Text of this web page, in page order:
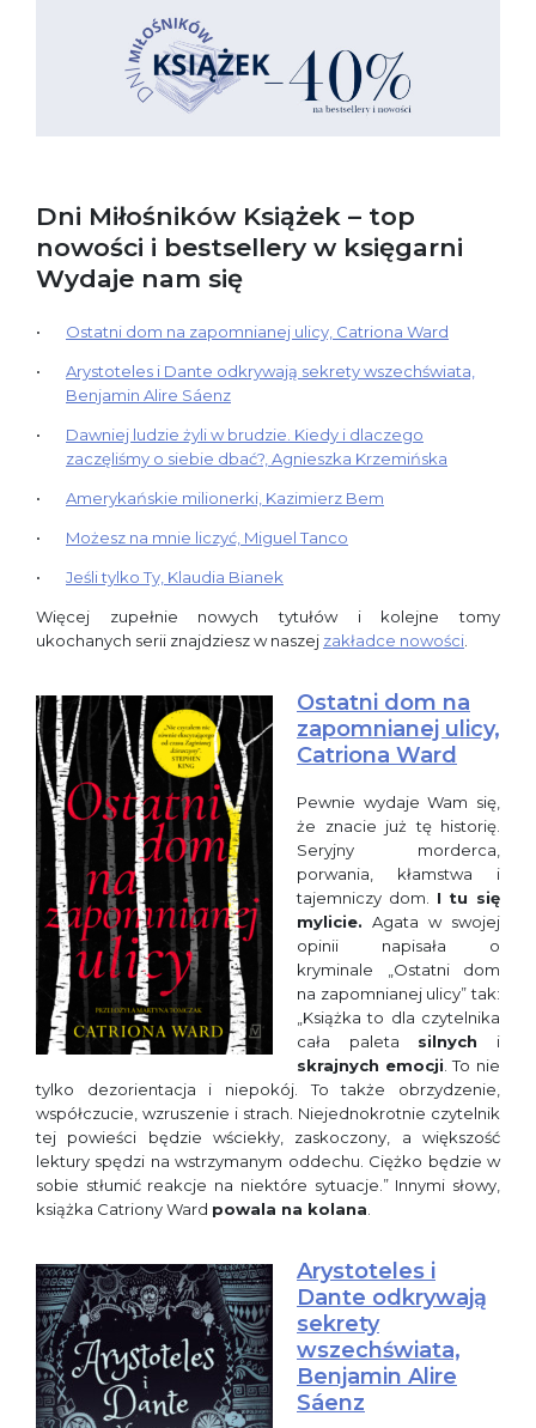
Dni Miłośników Książek – top
nowości i bestsellery w księgarni
Wydaje nam się
Ostatni dom na zapomnianej ulicy, Catriona Ward
Arystoteles i Dante odkrywają sekrety wszechświata,
Benjamin Alire Sáenz
Dawniej ludzie żyli w brudzie. Kiedy i dlaczego
zaczęliśmy o siebie dbać?, Agnieszka Krzemińska
Amerykańskie milionerki, Kazimierz Bem
Możesz na mnie liczyć, Miguel Tanco
Jeśli tylko Ty, Klaudia Bianek
Więcej zupełnie nowych tytułów i kolejne tomy
ukochanych serii znajdziesz w naszej zakładce nowości
Ostatni dom na
zapomnianej ulicy,
Catriona Ward
Pewnie wydaje Wam się,
że znacie już tę historię.
Seryjny morderca,
porwania, kłamstwa i
tajemniczy dom. I tu się
mylicie. Agata w swojej
opinii napisała o
kryminale „Ostatni dom
na zapomnianej ulicy” tak:
„Książka to dla czytelnika
cała paleta silnych i
skrajnych emocji . To nie
tylko dezorientacja i niepokój. To także obrzydzenie,
współczucie, wzruszenie i strach. Niejednokrotnie czytelnik
tej powieści będzie wściekły, zaskoczony, a większość
lektury spędzi na wstrzymanym oddechu. Ciężko będzie w
sobie stłumić reakcje na niektóre sytuacje.” Innymi słowy,
książka Catriony Ward powala na kolana
Arystoteles i
Dante odkrywają
sekrety
wszechświata,
Benjamin Alire
Sáenz